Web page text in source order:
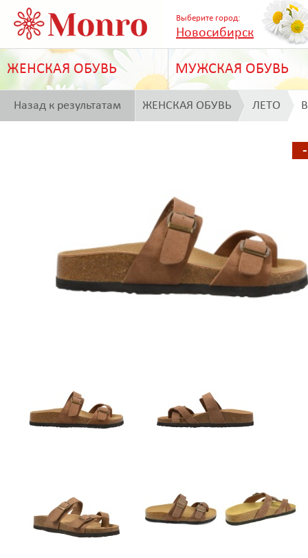
Выберите город:
Новосибирск
ЖЕНСКАЯ ОБУВЬ МУЖСКАЯ ОБУВЬ
Назад к результатам ЖЕНСКАЯ ОБУВЬ ЛЕТО